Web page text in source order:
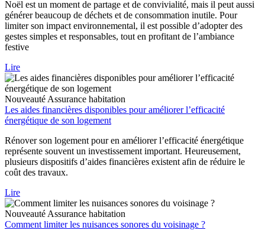
Noël est un moment de partage et de convivialité, mais il peut aussi
générer beaucoup de déchets et de consommation inutile. Pour
limiter son impact environnemental, il est possible d’adopter des
gestes simples et responsables, tout en profitant de l’ambiance
festive
Lire
Nouveauté Assurance habitation
Les aides financières disponibles pour améliorer l’efficacité
énergétique de son logement
Rénover son logement pour en améliorer l’efficacité énergétique
représente souvent un investissement important. Heureusement,
plusieurs dispositifs d’aides financières existent afin de réduire le
coût des travaux.
Lire
Nouveauté Assurance habitation
Comment limiter les nuisances sonores du voisinage ?